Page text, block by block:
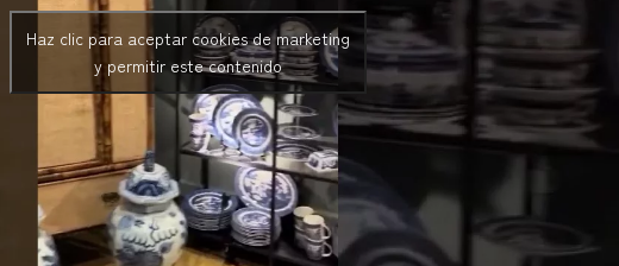
Haz clic para aceptar cookies de marketing
y permitir este contenido